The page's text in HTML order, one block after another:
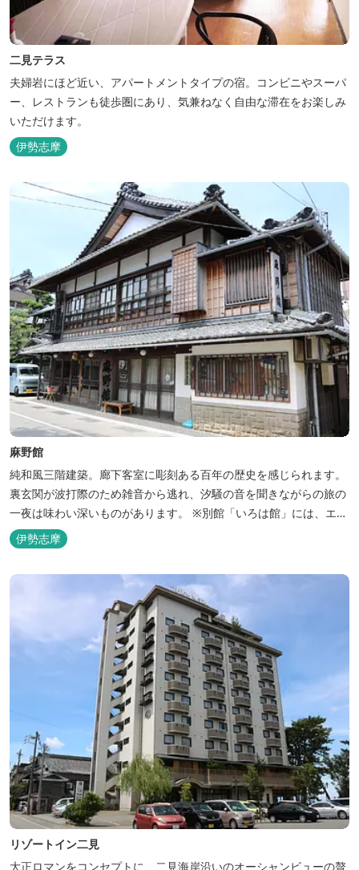
二見テラス
夫婦岩にほど近い、アパートメントタイプの宿。コンビニやスーパ
ー、レストランも徒歩圏にあり、気兼ねなく自由な滞在をお楽しみ
いただけます。
伊勢志摩
麻野館
純和風三階建築。廊下客室に彫刻ある百年の歴史を感じられます。
裏玄関が波打際のため雑音から逃れ、汐騒の音を聞きながらの旅の
一夜は味わい深いものがあります。 ※別館「いろは館」には、エイ
リアンやプレデターのリアルな模型があり、初めて見た方はビック
リしますよ。
伊勢志摩
リゾートイン二見
大正ロマンをコンセプトに、二見海岸沿いのオーシャンビューの贅